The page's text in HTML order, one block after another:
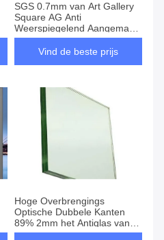
SGS 0.7mm van Art Gallery
Square AG Anti
Weerspiegelend Aangemaakt
Glas
Vind de beste prijs
Hoge Overbrengings
Optische Dubbele Kanten
89% 2mm het Antiglas van
het Glansbeeld